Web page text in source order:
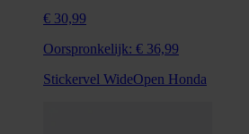
€ 30,99
Oorspronkelijk: € 36,99
Stickervel WideOpen Honda